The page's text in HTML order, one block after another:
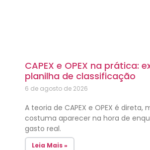
CAPEX e OPEX na prática:
planilha de classificação
6 de agosto de 2026
A teoria de CAPEX e OPEX é direta,
costuma aparecer na hora de
gasto real.
Leia Mais »